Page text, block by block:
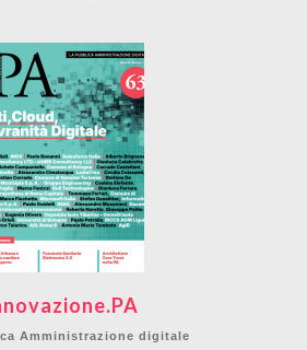
Amministrazione digitale